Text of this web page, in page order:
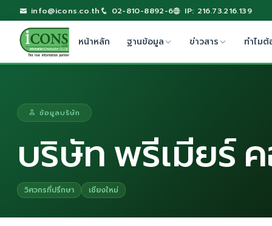
info@icons.co.th 02-810-8892-6 IP: 216.73.216.139
หน้าหลัก ฐานข้อมูล ข่าวสาร ทำไมต้
ข้อมูลบริษัท
บริษัท พรีเมียร์
วิศวกรที่ปรึกษา เชียงใหม่